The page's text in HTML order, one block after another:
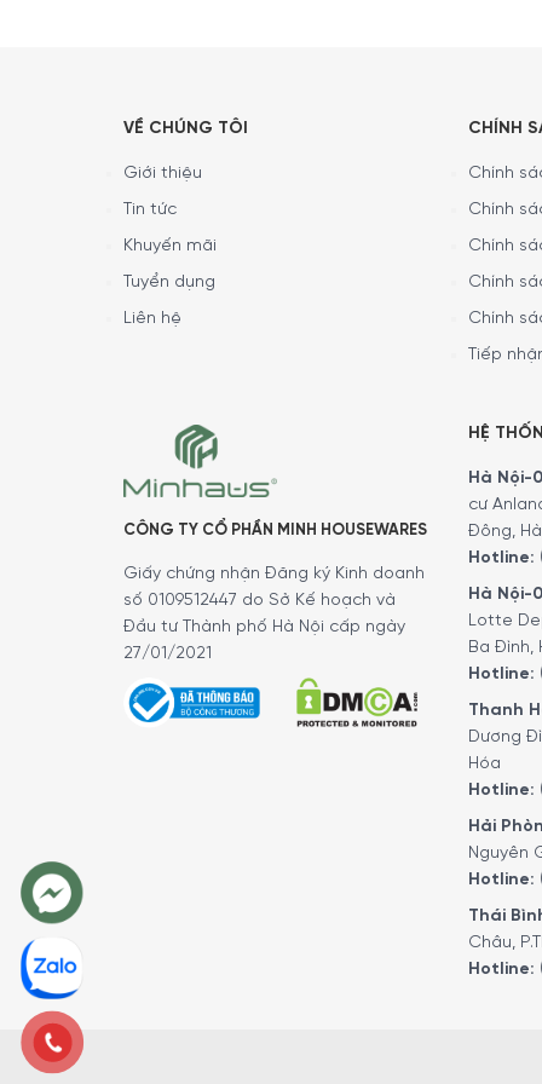
Giữ cà phê tươi sau mỗi lần
Cơ chế xay của máy được thiết kế để hạn chế
tươi mới, giảm tình trạng lẫn mùi của bột cũ.
phê tồn đọng.
VỀ CHÚNG TÔI
Giới thiệu
Tin tức
Khuyến mãi
Tuyển dụng
Liên hệ
CHÍNH
Chính
Chính
Chính
Chính
Chính
Tiếp
CÔNG TY CỔ PHẦN MINH HOUSEWARES
Giấy chứng nhận Đăng ký Kinh doanh
số 0109512447 do Sở Kế hoạch và
Đầu tư Thành phố Hà Nội cấp ngày
27/01/2021
HỆ
Hà Nội-
cư
Đông,
Hotline:
Hà Nội-
Lotte
Ba Đình,
Hotline:
Thanh
Dương
Hóa
Hotline:
Hải
Nguyên
Hotline:
Thái
Châu,
Hotline: